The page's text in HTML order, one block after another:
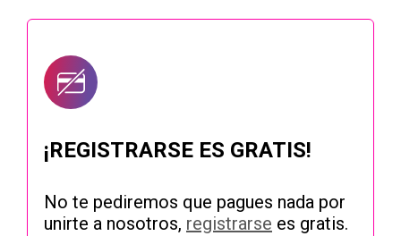
¡REGISTRARSE ES GRATIS!
No te pediremos que pagues nada por
unirte a nosotros, registrarse es gratis.